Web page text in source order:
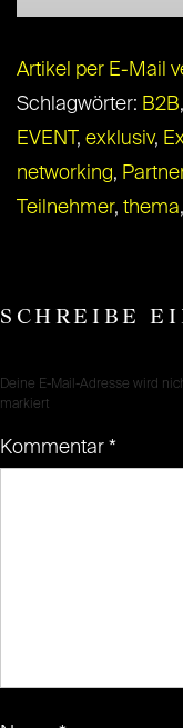
Artikel per E-Mail
Schlagwörter: B2B,
EVENT, exklusiv,
networking,
Teilnehmer, thema,
SCHREIBE
Deine E-Mail-Adresse wird
markiert
Kommentar *